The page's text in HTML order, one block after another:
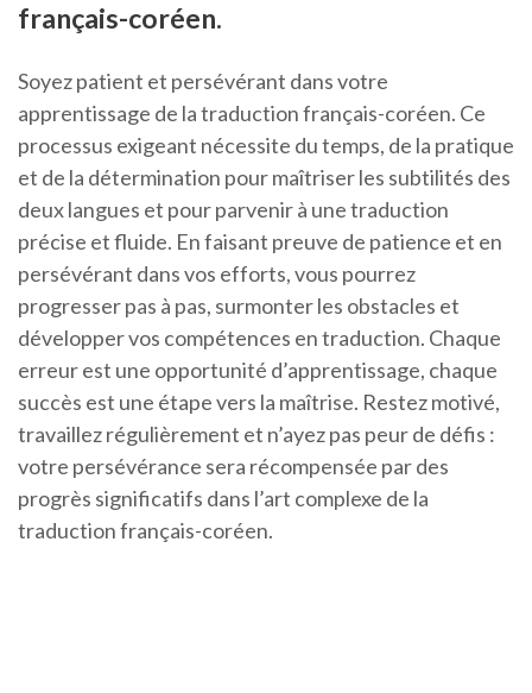
français-coréen.
Soyez patient et persévérant dans votre
apprentissage de la traduction français-coréen. Ce
processus exigeant nécessite du temps, de la pratique
et de la détermination pour maîtriser les subtilités des
deux langues et pour parvenir à une traduction
précise et fluide. En faisant preuve de patience et en
persévérant dans vos efforts, vous pourrez
progresser pas à pas, surmonter les obstacles et
développer vos compétences en traduction. Chaque
erreur est une opportunité d’apprentissage, chaque
succès est une étape vers la maîtrise. Restez motivé,
travaillez régulièrement et n’ayez pas peur de défis :
votre persévérance sera récompensée par des
progrès significatifs dans l’art complexe de la
traduction français-coréen.